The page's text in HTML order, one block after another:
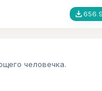
file_download
человечка.